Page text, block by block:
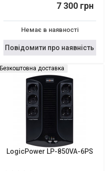
7 300 грн
Немає в наявності
Повідомити про наявність
Безкоштовна доставка
LogicPower LP-850VA-6PS